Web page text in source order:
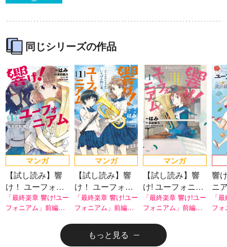
同じシリーズの作品
マンガ
【試し読み】響
け！ ユーフォニ
アム 北宇治高校
吹奏楽部、最大
「最終楽章 響け!ユー
フォニアム」前編が
マンガ
【試し読み】響
け！ ユーフォニ
アム 北宇治高校
吹奏楽部のいち
ばん熱い夏
「最終楽章 響け!ユー
フォニアム」前編が
マンガ
【試し読み】響
け! ユーフォニア
ム 北宇治高校吹
奏楽部へようこ
そ
「最終楽章 響け!ユー
フォニアム」前編が
上映中！
響
ニ
校
ん
「
フ
もっと見る